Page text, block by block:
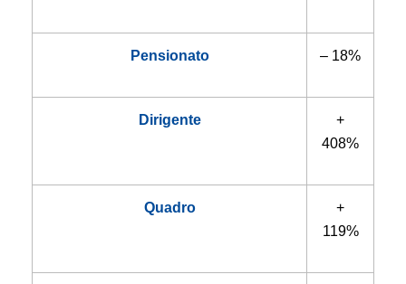
Pensionato – 18%
Dirigente
+
408%
Quadro
+
119%